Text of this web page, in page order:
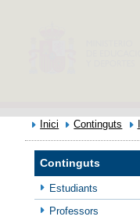
Inici Continguts
Continguts
Estudiants
Professors